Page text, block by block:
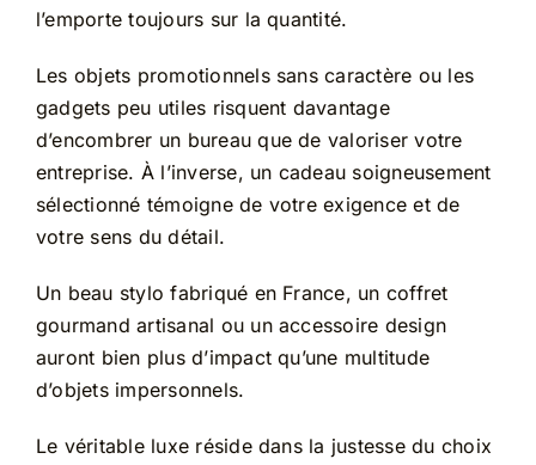
l’emporte toujours sur la quantité.
Les objets promotionnels sans caractère ou les
gadgets peu utiles risquent davantage
d’encombrer un bureau que de valoriser votre
entreprise. À l’inverse, un cadeau soigneusement
sélectionné témoigne de votre exigence et de
votre sens du détail.
Un beau stylo fabriqué en France, un coffret
gourmand artisanal ou un accessoire design
auront bien plus d’impact qu’une multitude
d’objets impersonnels.
Le véritable luxe réside dans la justesse du choix